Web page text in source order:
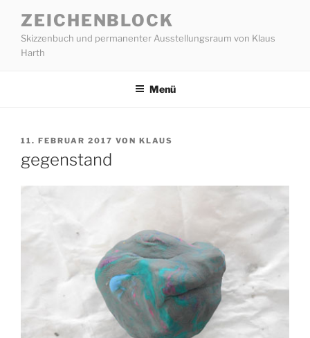
Inhalt
springen
ZEICHENBLOCK
Skizzenbuch und permanenter Ausstellungsraum von Klaus
Harth
Menü
VERÖFFENTLICHT
11. FEBRUAR 2017 VON KLAUS
gegenstand